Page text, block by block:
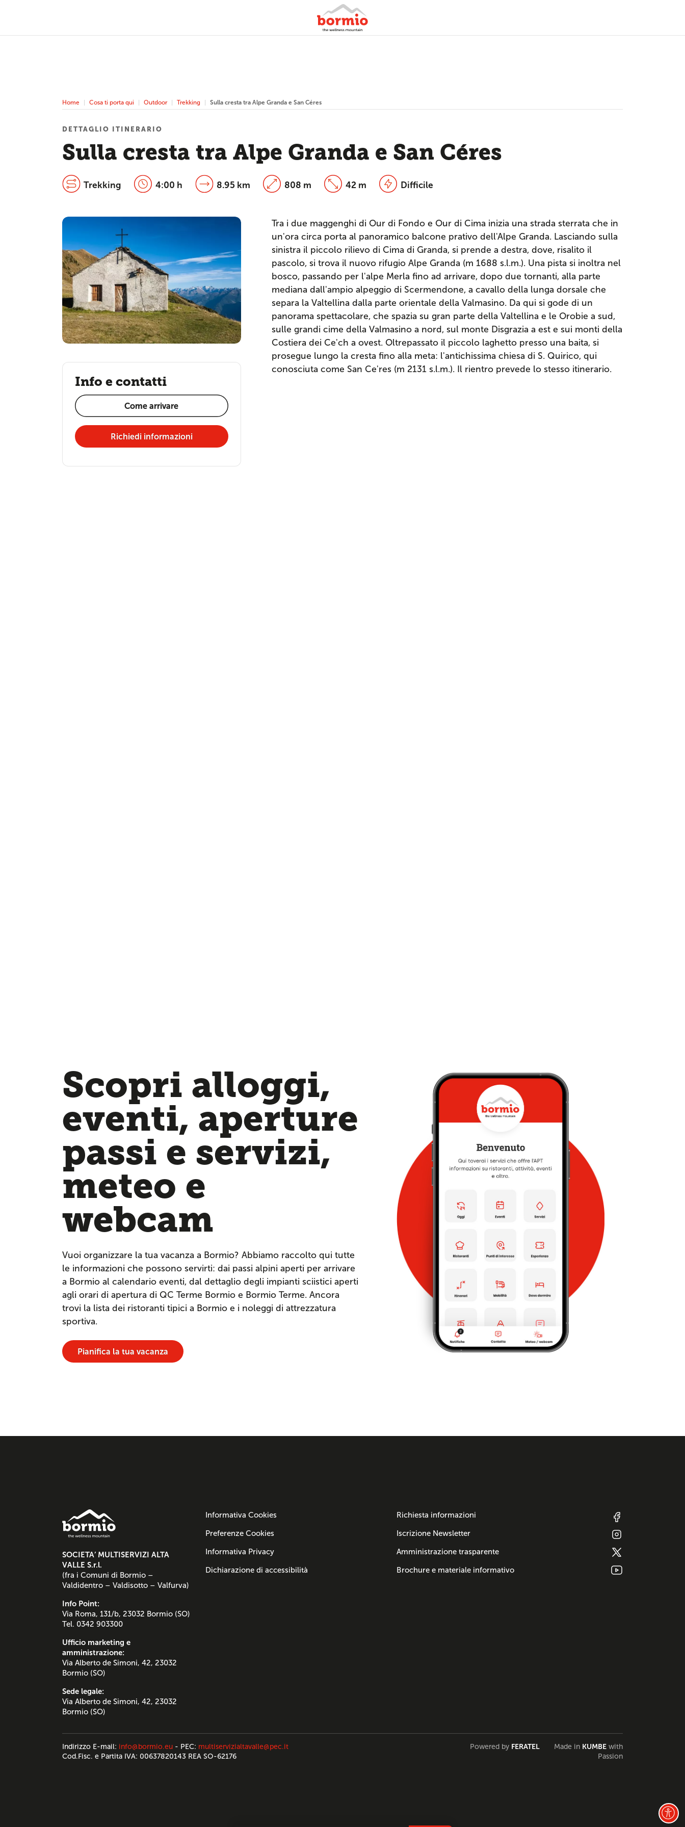
Home Cosa ti porta qui Outdoor Trekking Sulla cresta tra Alpe Granda e San Céres
Sulla cresta tra Alpe Granda e San Céres
DETTAGLIO ITINERARIO
Trekking 4:00 h 8.95 km 808 m 42 m Difficile
Tra i due maggenghi di Our di Fondo e Our di Cima inizia una strada sterrata che in
un'ora circa porta al panoramico balcone prativo dell'Alpe Granda. Lasciando sulla
sinistra il piccolo rilievo di Cima di Granda, si prende a destra, dove, risalito il
pascolo, si trova il nuovo rifugio Alpe Granda (m 1688 s.l.m.). Una pista si inoltra nel
bosco, passando per l'alpe Merla fino ad arrivare, dopo due tornanti, alla parte
mediana dall'ampio alpeggio di Scermendone, a cavallo della lunga dorsale che
separa la Valtellina dalla parte orientale della Valmasino. Da qui si gode di un
panorama spettacolare, che spazia su gran parte della Valtellina e le Orobie a sud,
sulle grandi cime della Valmasino a nord, sul monte Disgrazia a est e sui monti della
Costiera dei Ce'ch a ovest. Oltrepassato il piccolo laghetto presso una baita, si
prosegue lungo la cresta fino alla meta: l'antichissima chiesa di S. Quirico, qui
conosciuta come San Ce'res (m 2131 s.l.m.). Il rientro prevede lo stesso itinerario.
Info e contatti
Come arrivare
Richiedi informazioni
Scopri alloggi,
eventi, aperture
passi e servizi,
meteo e
webcam
Vuoi organizzare la tua vacanza a Bormio? Abbiamo raccolto qui tutte
le informazioni che possono servirti: dai passi alpini aperti per arrivare
a Bormio al calendario eventi, dal dettaglio degli impianti sciistici aperti
agli orari di apertura di QC Terme Bormio e Bormio Terme. Ancora
trovi la lista dei ristoranti tipici a Bormio e i noleggi di attrezzatura
sportiva.
Pianifica la tua vacanza
SOCIETA’ MULTISERVIZI ALTA
VALLE S.r.l.
(fra i Comuni di Bormio –
Valdidentro – Valdisotto – Valfurva)
Info Point:
Via Roma, 131/b, 23032 Bormio (SO)
Tel. 0342 903300
Ufficio marketing e
amministrazione:
Via Alberto de Simoni, 42, 23032
Bormio (SO)
Sede legale:
Via Alberto de Simoni, 42, 23032
Bormio (SO)
Informativa Cookies
Preferenze Cookies
Informativa Privacy
Dichiarazione di accessibilità
Richiesta informazioni
Iscrizione Newsletter
Amministrazione trasparente
Brochure e materiale informativo
Indirizzo E-mail: info@bormio.eu - PEC: multiservizialtavalle@pec.it
Cod.Fisc. e Partita IVA: 00637820143 REA SO-62176
Powered by FERATEL Made in KUMBEwith
Passion